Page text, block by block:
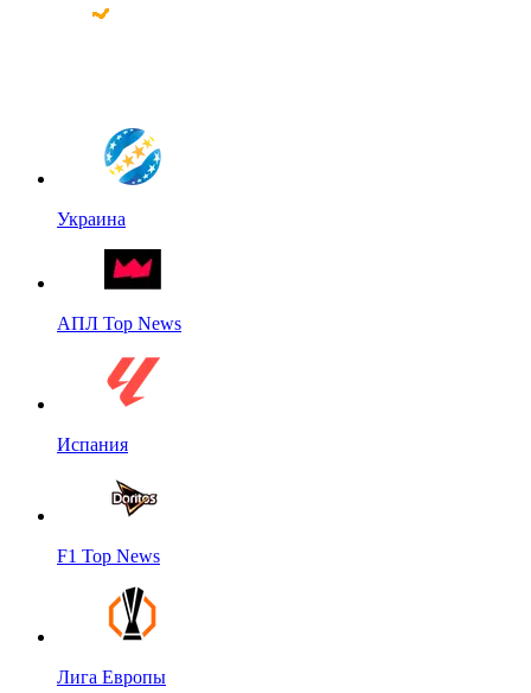
Украина
АПЛ Top News
Испания
F1 Top News
Лига Европы